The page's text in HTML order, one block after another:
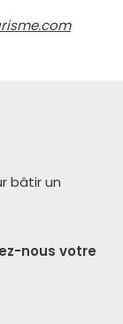
bâtir un
nous votre